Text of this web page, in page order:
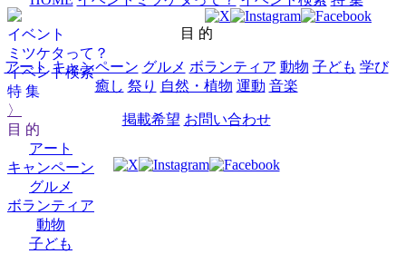
イベント
ミツケタって？
イベント検索
特 集
〉
目 的
アート
キャンペーン
グルメ
ボランティア
動物
子ども
目 的
アート キャンペーン グルメ ボランティア 動物 子ども 学び
癒し 祭り 自然・植物 運動 音楽
掲載希望 お問い合わせ